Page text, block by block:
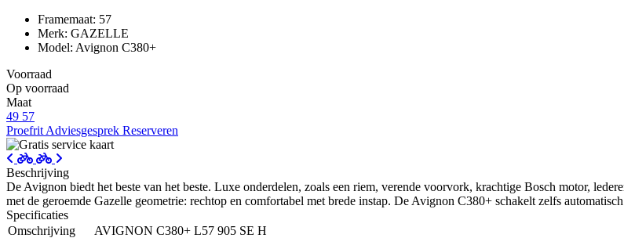
Framemaat: 57
Merk: GAZELLE
Model: Avignon C380+
Voorraad
Op voorraad
Maat
49 57
Proefrit Adviesgesprek Reserveren
Beschrijving
De Avignon biedt het beste van het beste. Luxe onderdelen, zoals een riem, verende voorvork, krachtige Bosch motor,
met de geroemde Gazelle geometrie: rechtop en comfortabel met brede instap. De Avignon C380+ schakelt zelfs
Specificaties
Omschrijving
AVIGNON C380+ L57 905 SE H